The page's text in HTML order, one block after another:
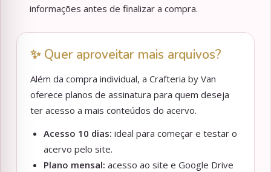
informações antes de finalizar a compra.
✨ Quer aproveitar mais arquivos?
Além da compra individual, a Crafteria by Van
oferece planos de assinatura para quem deseja
ter acesso a mais conteúdos do acervo.
Acesso 10 dias: ideal para começar e testar o
acervo pelo site.
Plano mensal: acesso ao site e Google Drive